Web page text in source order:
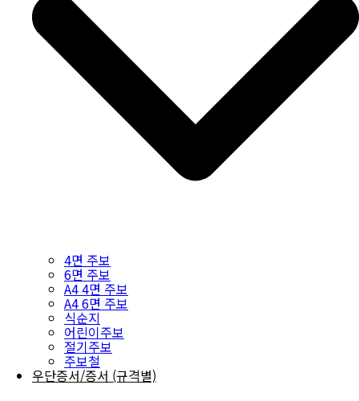
4면 주보
6면 주보
A4 4면 주보
A4 6면 주보
식순지
어린이주보
절기주보
주보철
우단증서/증서 (규격별)